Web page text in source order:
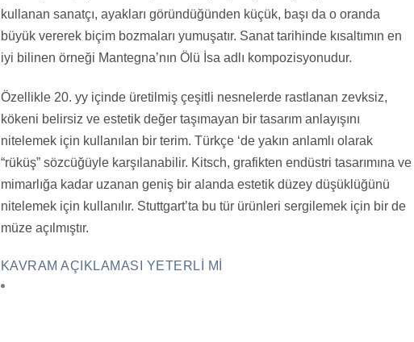
kullanan sanatçı, ayakları göründüğünden küçük, başı da o oranda
büyük vererek biçim bozmaları yumuşatır. Sanat tarihinde kısaltımın en
iyi bilinen örneği Mantegna’nın Ölü İsa adlı kompozisyonudur.
Özellikle 20. yy içinde üretilmiş çeşitli nesnelerde rastlanan zevksiz,
kökeni belirsiz ve estetik değer taşımayan bir tasarım anlayışını
nitelemek için kullanılan bir terim. Türkçe ‘de yakın anlamlı olarak
“rüküş” sözcüğüyle karşılanabilir. Kitsch, grafikten endüstri tasarımına ve
mimarlığa kadar uzanan geniş bir alanda estetik düzey düşüklüğünü
nitelemek için kullanılır. Stuttgart’ta bu tür ürünleri sergilemek için bir de
müze açılmıştır.
KAVRAM AÇIKLAMASI YETERLI MI